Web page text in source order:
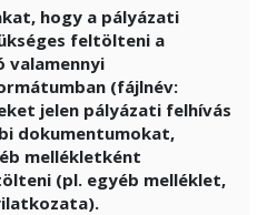
hogy a pályázati
feltölteni a
valamennyi
(fájlnév:
jelen pályázati felhívás
dokumentumokat,
mellékletként
(pl. egyéb melléklet,